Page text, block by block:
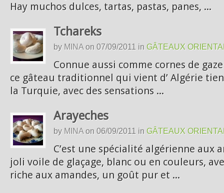
Hay muchos dulces, tartas, pastas, panes, ...
Tchareks
by MINA on 07/09/2011 in GÂTEAUX
Connue aussi comme cornes de
ce gâteau traditionnel qui vient d’ Algérie
la Turquie, avec des sensations ...
Arayeches
by MINA on 06/09/2011 in GÂTEAUX
C’est une spécialité algérienne aux
joli voile de glaçage, blanc ou en couleurs,
riche aux amandes, un goût pur et ...